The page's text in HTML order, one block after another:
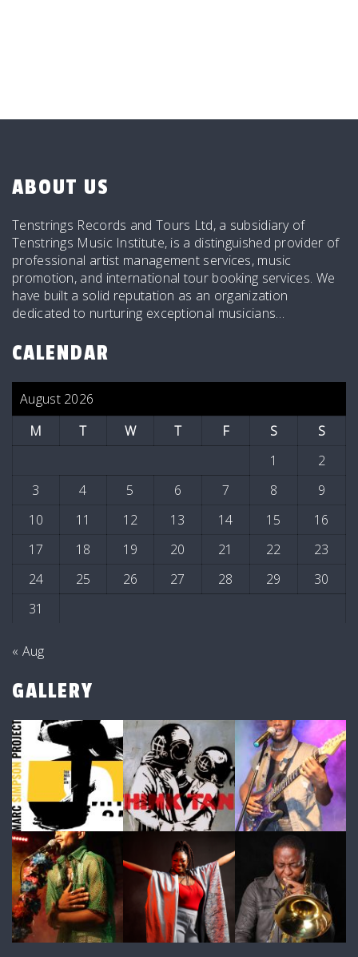
ABOUT US
Tenstrings Records and Tours Ltd, a subsidiary of
Tenstrings Music Institute, is a distinguished provider of
professional artist management services, music
promotion, and international tour booking services. We
have built a solid reputation as an organization
dedicated to nurturing exceptional musicians…
CALENDAR
August 2026
M
T W T F S
S
1
2
3
4 5 6 7 8
9
10
11 12 13 14 15
16
17
18 19 20 21 22
23
24
25 26 27 28 29
30
31
« Aug
GALLERY